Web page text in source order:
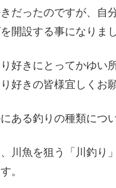
だったのですが、自
開設する事になりまし
好きにとってかゆい
好きの皆様宜しくお
ある釣りの種類につ
川魚を狙う「川釣
。